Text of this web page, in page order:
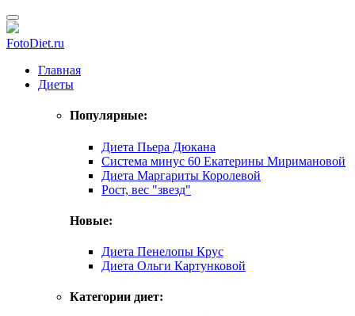
FotoDiet.ru
Главная
Диеты
Популярные:
Диета Пьера Дюкана
Система минус 60 Екатерины Миримановой
Диета Маргариты Королевой
Рост, вес "звезд"
Новые:
Диета Пенелопы Крус
Диета Ольги Картунковой
Категории диет: